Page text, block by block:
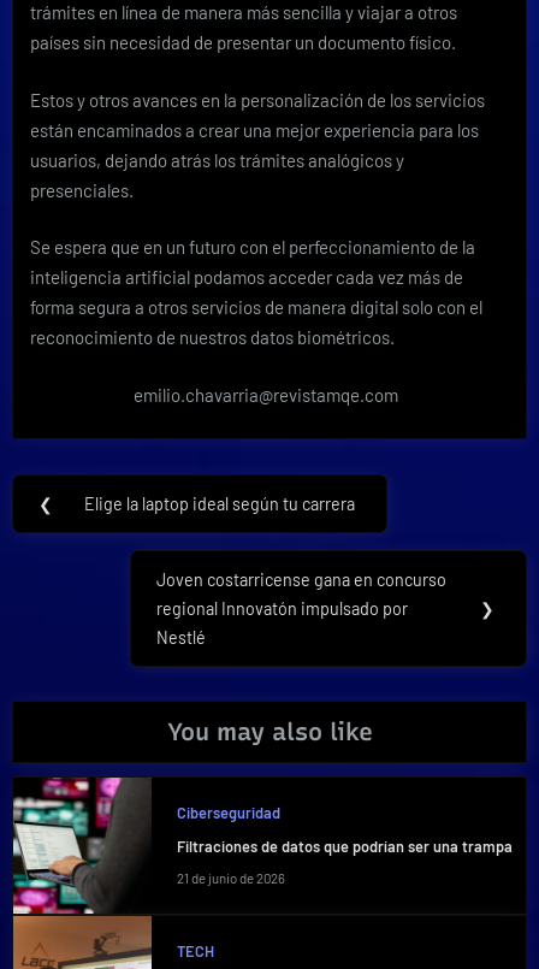
trámites en línea de manera más sencilla y viajar a otros
países sin necesidad de presentar un documento físico.
Estos y otros avances en la personalización de los servicios
están encaminados a crear una mejor experiencia para los
usuarios, dejando atrás los trámites analógicos y
presenciales.
Se espera que en un futuro con el perfeccionamiento de la
inteligencia artificial podamos acceder cada vez más de
forma segura a otros servicios de manera digital solo con el
reconocimiento de nuestros datos biométricos.
emilio.chavarria@revistamqe.com
Navegación
de
❮
Previous
Elige la laptop ideal según tu carrera
Next
Post:
Joven costarricense gana en concurso
regional Innovatón impulsado por
Nestlé
❯
You may also like
Ciberseguridad
Filtraciones de datos que podrían ser una trampa
21 de junio de 2026
TECH